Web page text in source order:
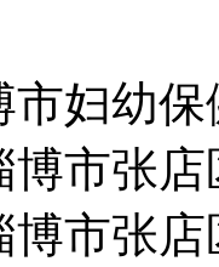
市妇幼
市张
市张